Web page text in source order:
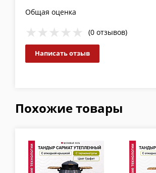
Общая оценка
(0 отзывов)
Написать отзыв
Похожие товары